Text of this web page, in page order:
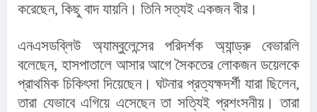
করেছেন, কিছু বাদ যায়নি। তিনি সত্যই একজন বীর।
এনএসডব্লিউ অ্যাম্বুলেন্সের পরিদর্শক অ্যান্ড্রু বেভারলি
বলেছেন, হাসপাতালে আসার আগে সৈকতের লোকজন ডয়েলকে
প্রাথমিক চিকিৎসা দিয়েছেন। ঘটনার প্রত্যক্ষদর্শী যারা ছিলেন,
তারা যেভাবে এগিয়ে এসেছেন তা সত্যিই প্রশংসনীয়। তারা